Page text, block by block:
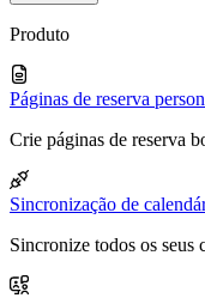
Produto
Páginas de reserva
Crie páginas de reserva
Sincronização de
Sincronize todos os seus